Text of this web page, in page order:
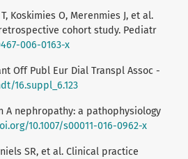
Koskimies O, Merenmies J, et al.
cohort study. Pediatr
006-0163-x
Off Publ Eur Dial Transpl Assoc -
16.suppl_6.123
A nephropathy: a pathophysiology
10.1007/s00011-016-0962-x
SR, et al. Clinical practice